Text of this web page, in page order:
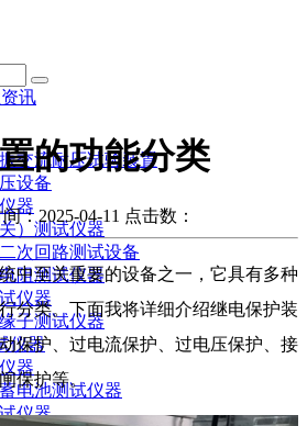
交流耐压试验装置
设备
器
）测试仪器
次回路测试设备
阻测试仪器
仪器
子测试仪器
仪器
器
电池测试仪器
仪器
讯
的功能分类
：2025-04-11 点击数：
中至关重要的设备之一，它具有多种
分类。下面我将详细介绍继电保护装
保护、过电流保护、过电压保护、接
保护等。